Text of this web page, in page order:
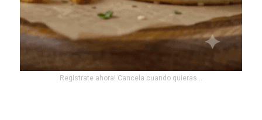
Registrate ahora! Cancela cuando quieras...